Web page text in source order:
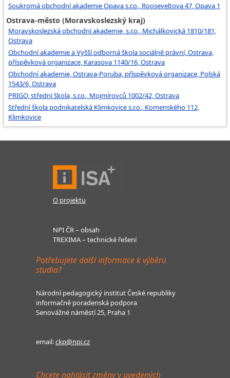
Soukromá obchodní akademie Opava s.r.o., Rooseveltova 47, Opava 1
Ostrava-město (Moravskoslezský kraj)
Moravskoslezská obchodní akademie, s.r.o., Michálkovická 1810/181,
Ostrava
Obchodní akademie a Vyšší odborná škola sociálně právní, Ostrava,
příspěvková organizace, Karasova 1140/16, Ostrava
Obchodní akademie, Ostrava-Poruba, příspěvková organizace, Polská
1543/6, Ostrava
PRIGO, střední škola, s.r.o., Mojmírovců 1002/42, Ostrava
Střední škola podnikatelská Klimkovice s.r.o., Komenského 112,
Klimkovice
O projektu
NPI ČR – obsah
TREXIMA – technické řešení
Potřebujete další informace k výběru
studia?
Národní pedagogický institut České republiky
informačně poradenská podpora
Senovážné náměstí 25, Praha 1
email:ckp@npi.cz
Chcete nahlásit změny v uvedených